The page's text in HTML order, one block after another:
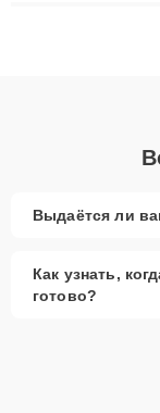
Выдаётся ли
Как узнать,
готово?